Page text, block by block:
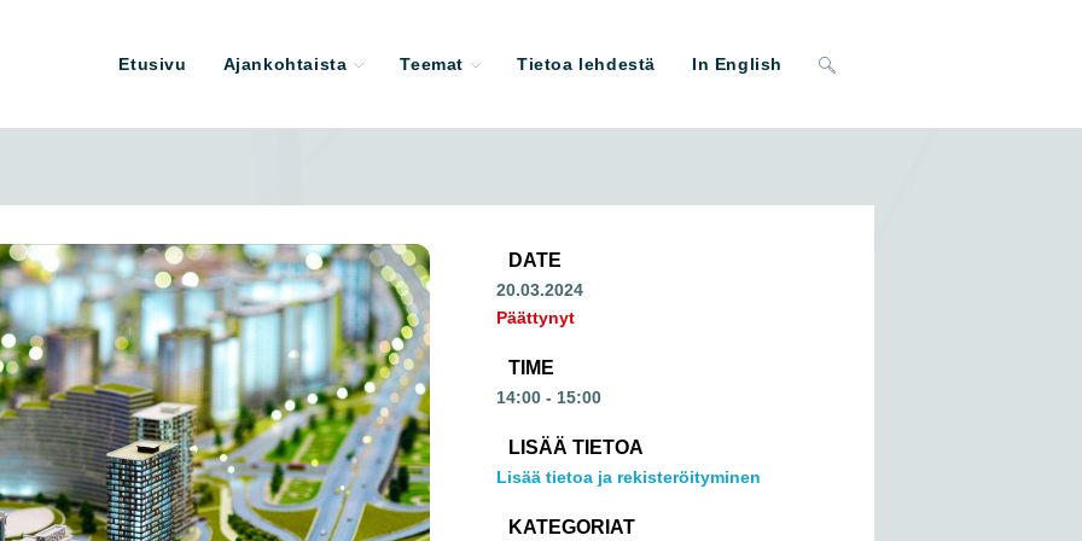
Etusivu Ajankohtaista Teemat Tietoa lehdestä In English Toggle
DATE
20.03.2024
Päättynyt
TIME
14:00 - 15:00
LISÄÄ TIETOA
Lisää tietoa ja rekisteröityminen
KATEGORIAT